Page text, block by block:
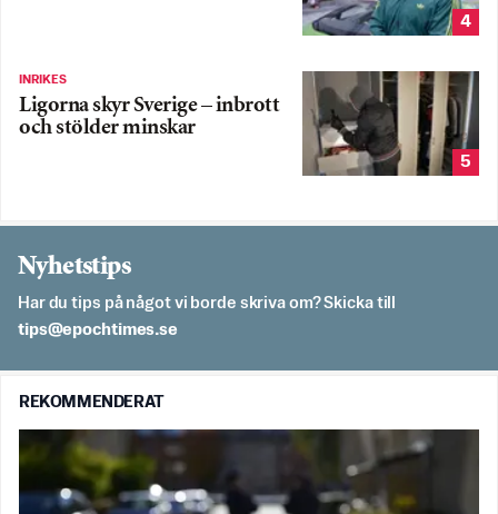
4
INRIKES
Ligorna skyr Sverige – inbrott
och stölder minskar
5
Nyhetstips
Har du tips på något vi borde skriva om? Skicka till
es.semithcope@spit
REKOMMENDERAT